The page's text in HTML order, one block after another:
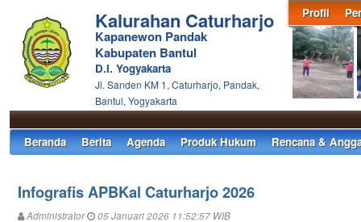
Profil
Kalurahan Caturharjo
Kapanewon Pandak
Kabupaten Bantul
D.I. Yogyakarta
Jl. Sanden KM 1, Caturharjo, Pandak,
Bantul, Yogyakarta
Beranda Berita Agenda Produk Hukum Rencana &
Infografis APBKal Caturharjo 2026
Administrator 05 Januari 2026 11:52:57 WIB